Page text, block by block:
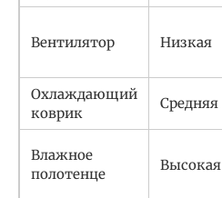
Вентилятор Низкая
Охлаждающий
коврик
Средняя
Влажное
полотенце
Высокая